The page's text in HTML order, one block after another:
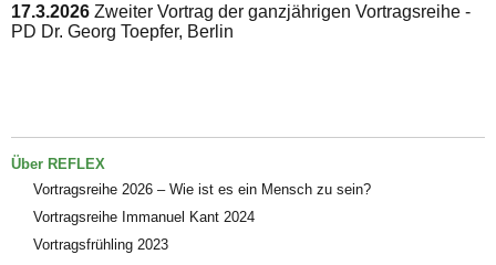
17.3.2026 Zweiter Vortrag der ganzjährigen Vortragsreihe -
PD Dr. Georg Toepfer, Berlin
Über REFLEX
Vortragsreihe 2026 – Wie ist es ein Mensch zu sein?
Vortragsreihe Immanuel Kant 2024
Vortragsfrühling 2023